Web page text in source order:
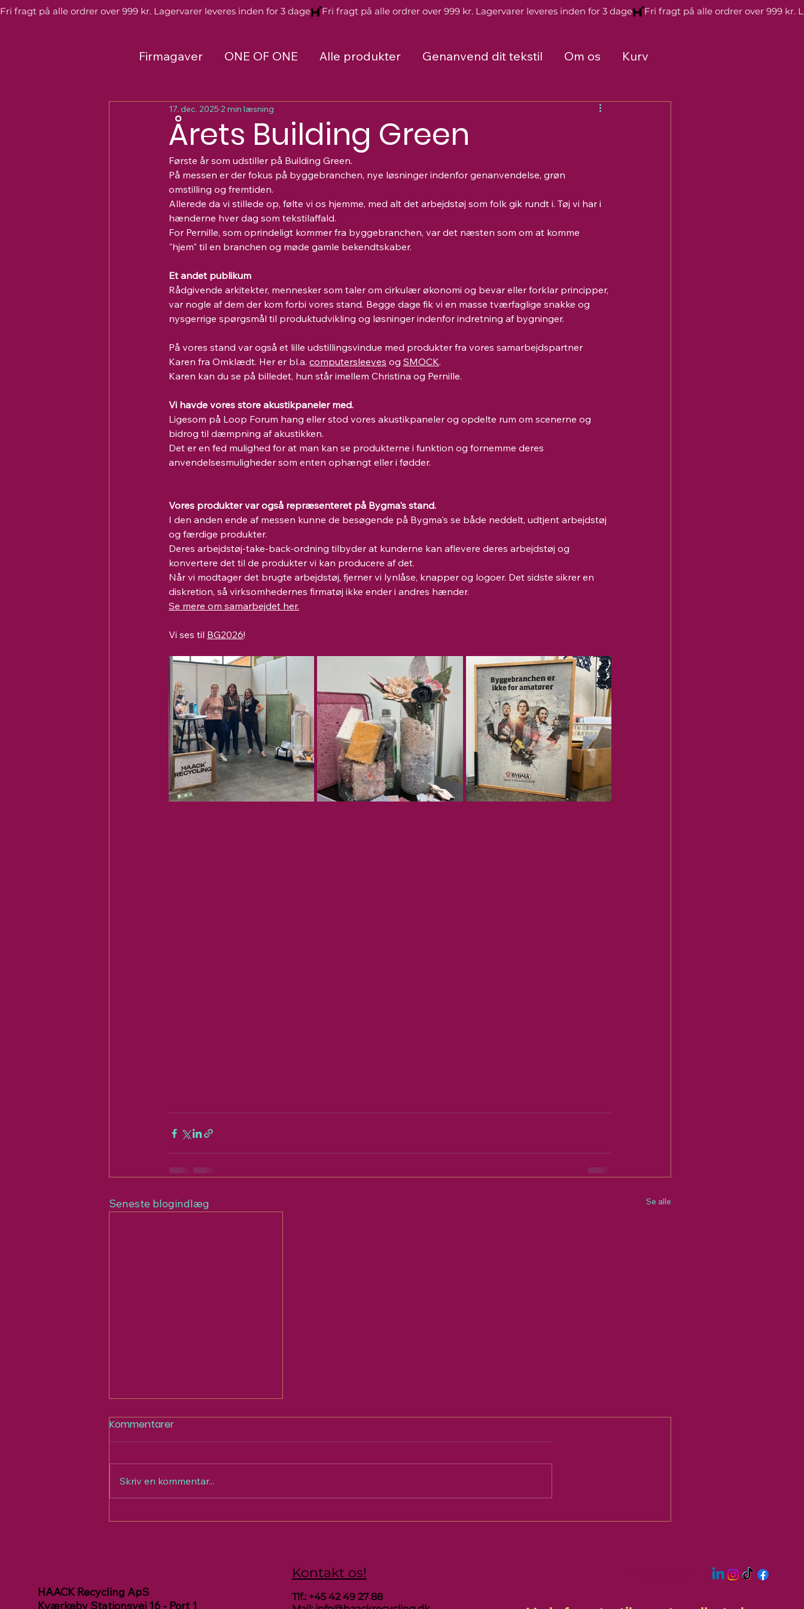
Fri fragt på alle ordrer over 999 kr. Lagervarer leveres inden for 3 dage
Firmagaver ONE OF ONE Alle produkter Genanvend dit tekstil Om os Kurv
Årets Building Green
17. dec. 2025 2 min læsning
Første år som udstiller på Building Green.
På messen er der fokus på byggebranchen, nye løsninger indenfor genanvendelse, grøn
omstilling og fremtiden.
Allerede da vi stillede op, følte vi os hjemme, med alt det arbejdstøj som folk gik rundt i. Tøj vi har i
hænderne hver dag som tekstilaffald.
For Pernille, som oprindeligt kommer fra byggebranchen, var det næsten som om at komme
"hjem" til en branchen og møde gamle bekendtskaber.
Et andet publikum
Rådgivende arkitekter, mennesker som taler om cirkulær økonomi og bevar eller forklar principper,
var nogle af dem der kom forbi vores stand. Begge dage fik vi en masse tværfaglige snakke og
nysgerrige spørgsmål til produktudvikling og løsninger indenfor indretning af bygninger.
På vores stand var også et lille udstillingsvindue med produkter fra vores samarbejdspartner
Karen fra Omklædt. Her er bl.a. computersleeves og SMOCK.
Karen kan du se på billedet, hun står imellem Christina og Pernille.
Vi havde vores store akustikpaneler med.
Ligesom på Loop Forum hang eller stod vores akustikpaneler og opdelte rum om scenerne og
bidrog til dæmpning af akustikken.
Det er en fed mulighed for at man kan se produkterne i funktion og fornemme deres
anvendelsesmuligheder som enten ophængt eller i fødder.
Vores produkter var også repræsenteret på Bygma's stand.
I den anden ende af messen kunne de besøgende på Bygma's se både neddelt, udtjent arbejdstøj
og færdige produkter.
Deres arbejdstøj-take-back-ordning tilbyder at kunderne kan aflevere deres arbejdstøj og
konvertere det til de produkter vi kan producere af det.
Når vi modtager det brugte arbejdstøj, fjerner vi lynlåse, knapper og logoer. Det sidste sikrer en
diskretion, så virksomhedernes firmatøj ikke ender i andres hænder.
Se mere om samarbejdet her.
Vi ses til BG2026!
Seneste blogindlæg Se alle
Udstiller og
Kommentarer
Skriv en kommentar...
HAACK Recycling ApS
Kværkeby Stationsvej 16 - Port 1
Kontakt os!
Tlf.: +45 42 49 2788